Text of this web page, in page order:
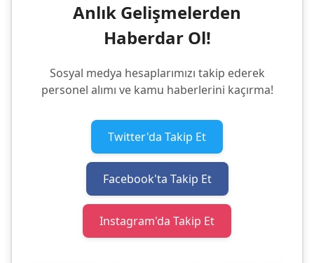
Anlık Gelişmelerden
Haberdar Ol!
Sosyal medya hesaplarımızı takip ederek
personel alımı ve kamu haberlerini kaçırma!
Twitter'da Takip Et
Facebook'ta Takip Et
Instagram'da Takip Et